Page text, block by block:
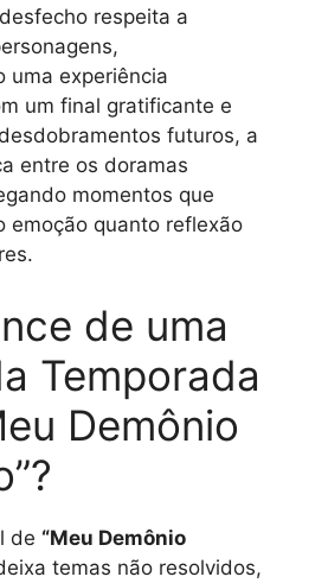
respeita a
uma experiência
um final gratificante e
futuros, a
entre os doramas
momentos que
emoção quanto reflexão
de uma
Temporada
Demônio
de “Meu Demônio
temas não resolvidos,